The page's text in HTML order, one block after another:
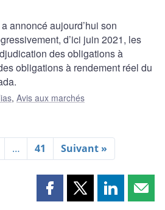
annoncé aujourd’hui son
d’ici juin 2021, les
des obligations à
obligations à rendement réel du
, Avis aux marchés
… 41 Suivant »
PartagerPartagerPartager